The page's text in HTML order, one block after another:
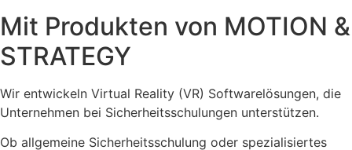
Mit Produkten von MOTION &
STRATEGY
Wir entwickeln Virtual Reality (VR) Softwarelösungen, die
Unternehmen bei Sicherheitsschulungen unterstützen.
Ob allgemeine Sicherheitsschulung oder spezialisiertes